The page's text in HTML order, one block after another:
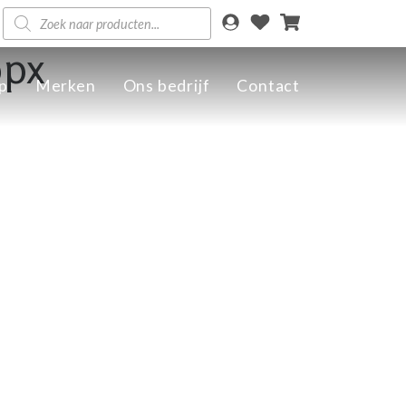
Producten
zoeken
Merken Ons bedrijf Contact